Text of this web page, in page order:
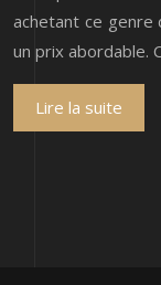
achetant ce genre
un prix abordable.
Lire la suite